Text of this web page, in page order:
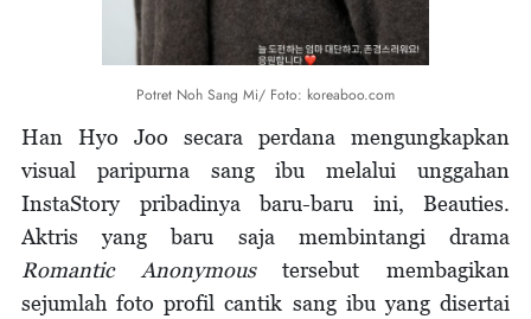
Potret Noh Sang Mi/ Foto: koreaboo.com
Han Hyo Joo secara perdana mengungkapkan
visual paripurna sang ibu melalui unggahan
InstaStory pribadinya baru-baru ini, Beauties.
Aktris yang baru saja membintangi drama
Romantic Anonymoustersebut membagikan
sejumlah foto profil cantik sang ibu yang disertai